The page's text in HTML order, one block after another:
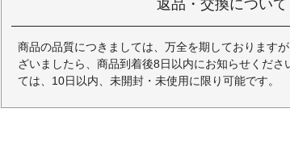
返品・交換について
商品の品質につきましては、万全を期しております
ざいましたら、商品到着後8日以内にお知らせくださ
ては、10日以内、未開封・未使用に限り可能です。